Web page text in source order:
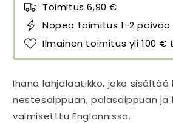
Toimitus 6,90 €
Nopea toimitus 1-2 päivää
Ilmainen toimitus yli 100 €
Ihana lahjalaatikko, joka
nestesaippuan, palasaippuan ja
valmisetttu Englannissa.